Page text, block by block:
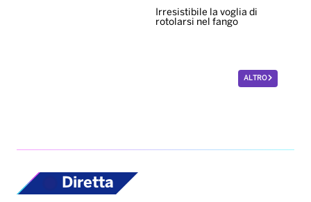
Irresistibile la voglia di
rotolarsi nel fango
ALTRO
Diretta